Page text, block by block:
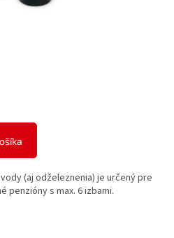
vody (aj odželeznenia) je určený pre
penzióny s max. 6 izbami.